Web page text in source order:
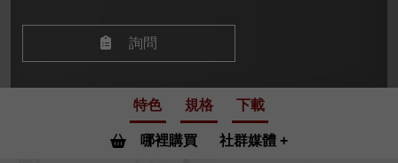
詢問
特色 規格 下載
哪裡購買 社群媒體